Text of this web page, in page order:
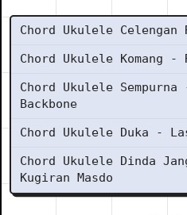
Chord Ukulele
Chord Ukulele Komang -
Chord Ukulele
Backbone
Chord Ukulele Duka -
Chord Ukulele Dinda
Kugiran Masdo